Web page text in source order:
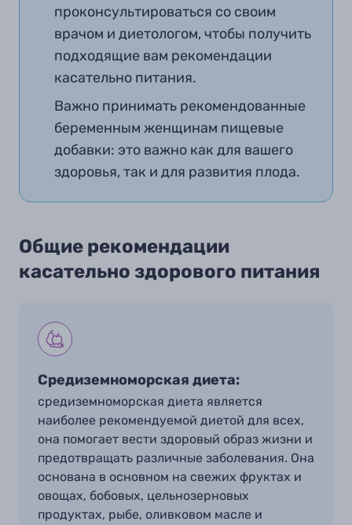
проконсультироваться со своим
врачом и диетологом, чтобы получить
подходящие вам рекомендации
касательно питания.
Важно принимать рекомендованные
беременным женщинам пищевые
добавки: это важно как для вашего
здоровья, так и для развития плода.
Общие рекомендации
касательно здорового питания
Средиземноморская диета:
средиземноморская диета является
наиболее рекомендуемой диетой для всех,
она помогает вести здоровый образ жизни и
предотвращать различные заболевания. Она
основана в основном на свежих фруктах и
овощах, бобовых, цельнозерновых
продуктах, рыбе, оливковом масле и